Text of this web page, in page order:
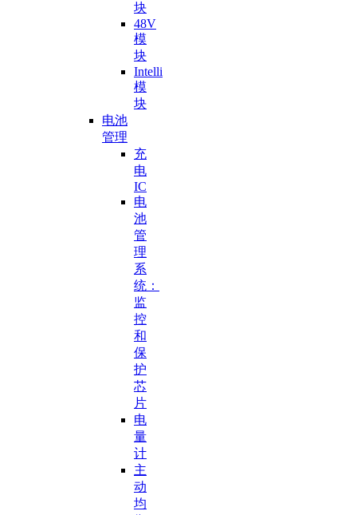
块
48V
模
块
Intelli
模
块
电池
管理
充
电
IC
电
池
管
理
系
统：
监
控
和
保
护
芯
片
电
量
计
主
动
均